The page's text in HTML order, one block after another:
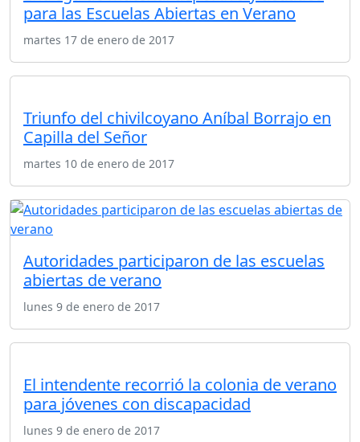
para las Escuelas Abiertas en Verano
martes 17 de enero de 2017
Triunfo del chivilcoyano Aníbal Borrajo en
Capilla del Señor
martes 10 de enero de 2017
Autoridades participaron de las escuelas
abiertas de verano
lunes 9 de enero de 2017
El intendente recorrió la colonia de verano
para jóvenes con discapacidad
lunes 9 de enero de 2017